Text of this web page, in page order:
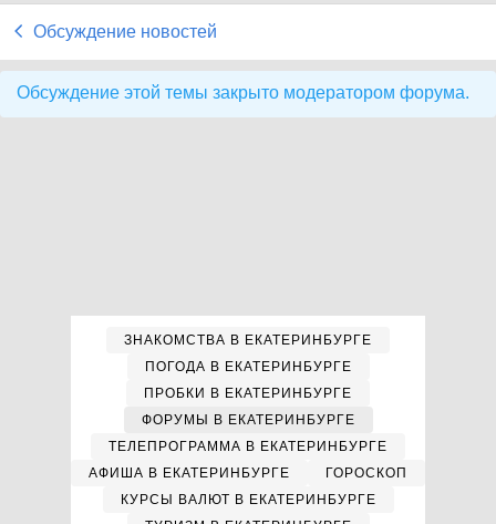
Обсуждение новостей
Обсуждение этой темы закрыто модератором форума.
ЗНАКОМСТВА В ЕКАТЕРИНБУРГЕ
ПОГОДА В ЕКАТЕРИНБУРГЕ
ПРОБКИ В ЕКАТЕРИНБУРГЕ
ФОРУМЫ В ЕКАТЕРИНБУРГЕ
ТЕЛЕПРОГРАММА В ЕКАТЕРИНБУРГЕ
АФИША В ЕКАТЕРИНБУРГЕ
ГОРОСКОП
КУРСЫ ВАЛЮТ В ЕКАТЕРИНБУРГЕ